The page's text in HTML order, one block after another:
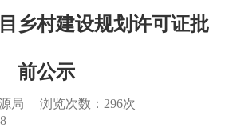
乡村建设规划许可证批
前公示
局 浏览次数： 296次